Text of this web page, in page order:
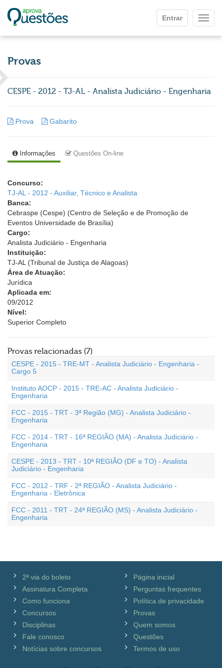
Entrar
Provas
CESPE - 2012 - TJ-AL - Analista Judiciário - Engenharia
Prova Gabarito
Informações Questões On-line
Concurso:
TJ-AL - 2012 - Auxiliar, Técnico e Analista
Banca:
Cebraspe (Cespe) (Centro de Seleção e de Promoção de
Eventos Universidade de Brasília)
Cargo:
Analista Judiciário - Engenharia
Instituição:
TJ-AL (Tribunal de Justiça de Alagoas)
Área de Atuação:
Jurídica
Aplicada em:
09/2012
Nível:
Superior Completo
Provas relacionadas (7)
CESPE - 2015 - TRE-MT - Analista Judiciário - Engenharia -
Cargo 5
Instituto AOCP - 2015 - TRE-AC - Analista Judiciário -
Engenharia
FCC - 2015 - TRT - 3ª Região (MG) - Analista Judiciário -
Engenharia
FCC - 2014 - TRT - 16ª REGIÃO (MA) - Analista Judiciário -
Engenharia
CESPE - 2013 - TRT - 10ª REGIÃO (DF e TO) - Analista
Judiciário - Engenharia
FCC - 2012 - TRF - 2ª REGIÃO - Analista Judiciário -
Engenharia - Eletrônica
FCC - 2011 - TRT - 24ª REGIÃO (MS) - Analista Judiciário -
Engenharia
2ª via do boleto
Assinatura Completa
Como funciona
Concursos
Disciplinas
Fale conosco
Notícias sobre concursos
Página inicial
Perguntas frequentes
Política de privacidade
Provas
Quem somos
Questões
Termos de uso